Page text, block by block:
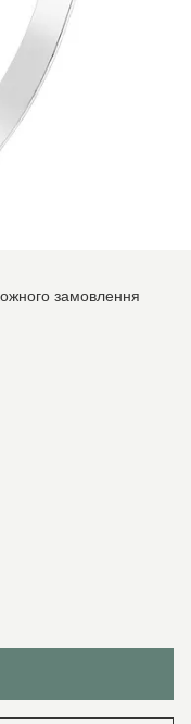
замовлення